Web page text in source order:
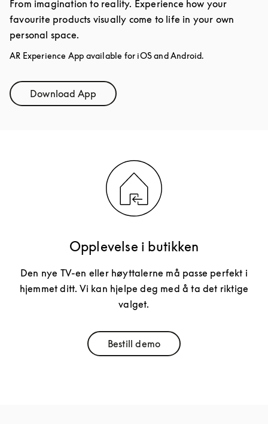
From imagination to reality. Experience how your
favourite products visually come to life in your own
personal space.
AR Experience App available for iOS and Android.
Download AppLink Opens in New Tab
Opplevelse i butikken
Den nye TV-en eller høyttalerne må passe perfekt i
hjemmet ditt. Vi kan hjelpe deg med å ta det riktige
valget.
Bestill demoLink Opens in New Tab